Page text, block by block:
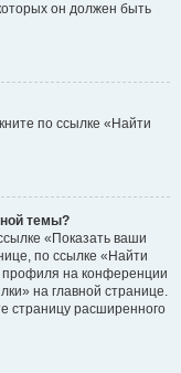
он должен быть
по ссылке «Найти
темы?
«Показать ваши
по ссылке «Найти
профиля на конференции
на главной странице.
страницу расширенного